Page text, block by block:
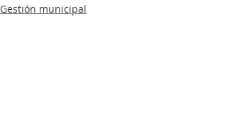
Gestión municipal